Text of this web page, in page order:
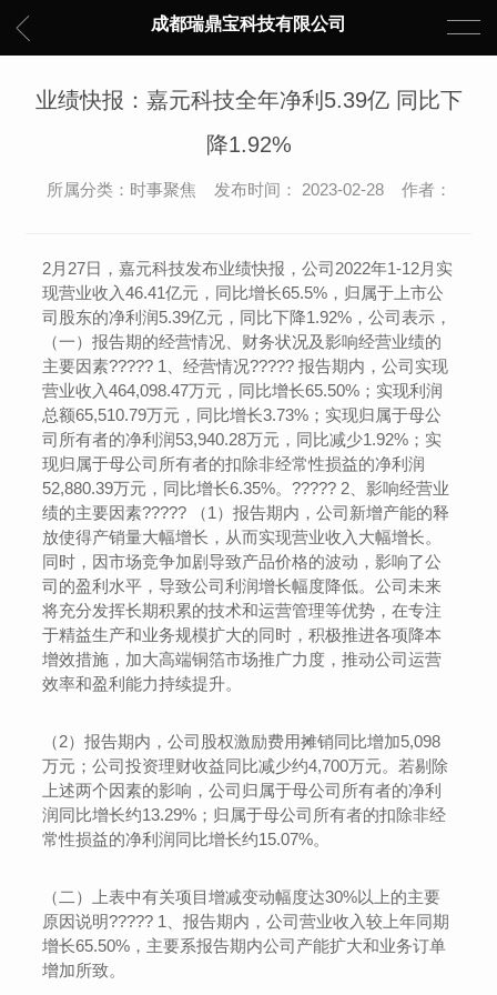
成都瑞鼎宝科技有限公司
业绩快报：嘉元科技全年净利5.39亿 同比下
降1.92%
所属分类：时事聚焦 发布时间： 2023-02-28 作者：
2月27日，嘉元科技发布业绩快报，公司2022年1-12月实
现营业收入46.41亿元，同比增长65.5%，归属于上市公
司股东的净利润5.39亿元，同比下降1.92%，公司表示，
（一）报告期的经营情况、财务状况及影响经营业绩的
主要因素????? 1、经营情况????? 报告期内，公司实现
营业收入464,098.47万元，同比增长65.50%；实现利润
总额65,510.79万元，同比增长3.73%；实现归属于母公
司所有者的净利润53,940.28万元，同比减少1.92%；实
现归属于母公司所有者的扣除非经常性损益的净利润
52,880.39万元，同比增长6.35%。????? 2、影响经营业
绩的主要因素????? （1）报告期内，公司新增产能的释
放使得产销量大幅增长，从而实现营业收入大幅增长。
同时，因市场竞争加剧导致产品价格的波动，影响了公
司的盈利水平，导致公司利润增长幅度降低。公司未来
将充分发挥长期积累的技术和运营管理等优势，在专注
于精益生产和业务规模扩大的同时，积极推进各项降本
增效措施，加大高端铜箔市场推广力度，推动公司运营
效率和盈利能力持续提升。
（2）报告期内，公司股权激励费用摊销同比增加5,098
万元；公司投资理财收益同比减少约4,700万元。若剔除
上述两个因素的影响，公司归属于母公司所有者的净利
润同比增长约13.29%；归属于母公司所有者的扣除非经
常性损益的净利润同比增长约15.07%。
（二）上表中有关项目增减变动幅度达30%以上的主要
原因说明????? 1、报告期内，公司营业收入较上年同期
增长65.50%，主要系报告期内公司产能扩大和业务订单
增加所致。